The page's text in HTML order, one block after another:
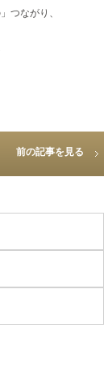
つながり、
前の記事を見る